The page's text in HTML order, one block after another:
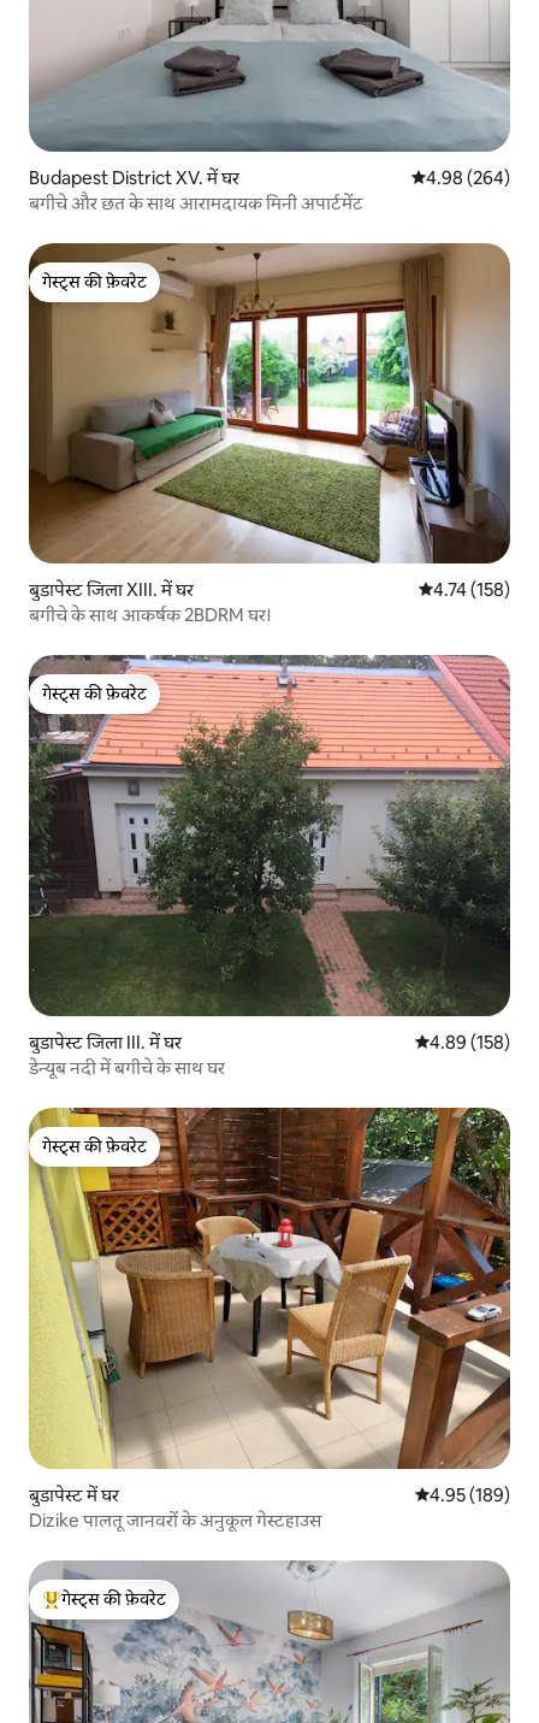
Budapest District XV. में घर औसत रेटिंग 5 में से
4.98 (264)
बगीचे और छत के साथ आरामदायक मिनी अपार्टमेंट
गेस्ट्स की फ़ेवरेट
गेस्ट्स की फ़ेवरेट
बुडापेस्ट जिला XIII. में घर औसत रेटिंग 5 में से
4.74 (158)
बगीचे के साथ आकर्षक 2BDRM घर।
गेस्ट्स की फ़ेवरेट
गेस्ट्स की फ़ेवरेट
बुडापेस्ट जिला III. में घर औसत रेटिंग 5 में से
4.89 (158)
डेन्यूब नदी में बगीचे के साथ घर
गेस्ट्स की फ़ेवरेट
गेस्ट्स की फ़ेवरेट
बुडापेस्ट में घर औसत रेटिंग 5 में से
4.95 (189)
Dizike पालतू जानवरों के अनुकूल गेस्टहाउस
गेस्ट्स का टॉप फ़ेवरेट
गेस्ट्स की फ़ेवरेट